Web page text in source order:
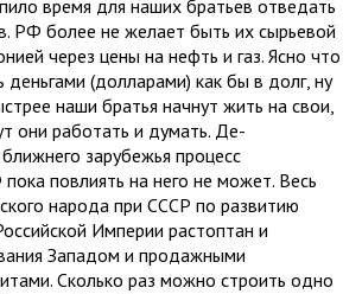
время для наших братьев отведать
РФ более не желает быть их сырьевой
через цены на нефть и газ. Ясно что
деньгами (долларами) как бы в долг, ну
наши братья начнут жить на свои,
они работать и думать. Де-
зарубежья процесс
повлиять на него не может. Весь
народа при СССР по развитию
Империи растоптан и
Западом и продажными
Сколько раз можно строить одно